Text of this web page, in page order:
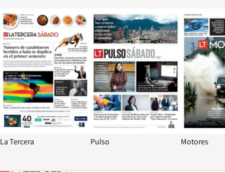
Opens in new window
La Tercera
Opens in
Pulso Motores